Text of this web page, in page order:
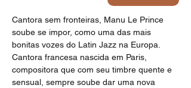
Cantora sem fronteiras, Manu Le Prince
soube se impor, como uma das mais
bonitas vozes do Latin Jazz na Europa.
Cantora francesa nascida em Paris,
compositora que com seu timbre quente e
sensual, sempre soube dar uma nova